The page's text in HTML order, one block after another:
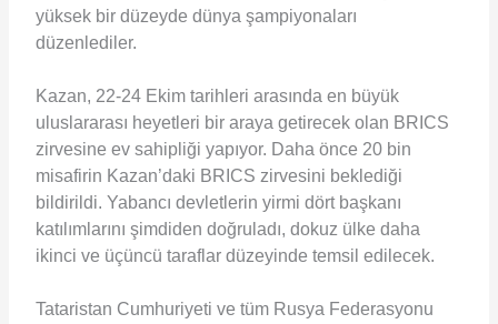
yüksek bir düzeyde dünya şampiyonaları
düzenlediler.
Kazan, 22-24 Ekim tarihleri arasında en büyük
uluslararası heyetleri bir araya getirecek olan BRICS
zirvesine ev sahipliği yapıyor. Daha önce 20 bin
misafirin Kazan’daki BRICS zirvesini beklediği
bildirildi. Yabancı devletlerin yirmi dört başkanı
katılımlarını şimdiden doğruladı, dokuz ülke daha
ikinci ve üçüncü taraflar düzeyinde temsil edilecek.
Tataristan Cumhuriyeti ve tüm Rusya Federasyonu